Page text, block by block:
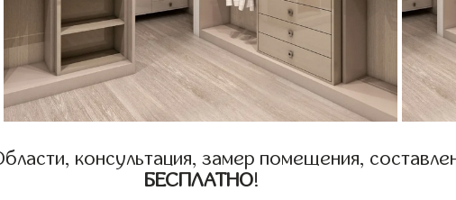
консультация, замер помещения,
БЕСПЛАТНО!